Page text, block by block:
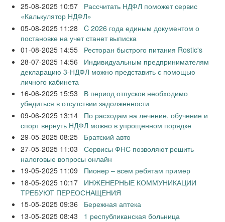
25-08-2025 10:57
Рассчитать НДФЛ поможет сервис
«Калькулятор НДФЛ»
05-08-2025 11:28
C 2026 года единым документом о
постановке на учет станет выписка
01-08-2025 14:55
Ресторан быстрого питания Rostic's
28-07-2025 14:56
Индивидуальным предпринимателям
декларацию 3-НДФЛ можно представить с помощью
личного кабинета
16-06-2025 15:53
В период отпусков необходимо
убедиться в отсутствии задолженности
09-06-2025 13:14
По расходам на лечение, обучение и
спорт вернуть НДФЛ можно в упрощенном порядке
29-05-2025 08:25
Братский авто
27-05-2025 11:03
Сервисы ФНС позволяют решить
налоговые вопросы онлайн
19-05-2025 11:09
Пионер – всем ребятам пример
18-05-2025 10:17
ИНЖЕНЕРНЫЕ КОММУНИКАЦИИ
ТРЕБУЮТ ПЕРЕОСНАЩЕНИЯ
15-05-2025 09:36
Бережная аптека
13-05-2025 08:43
1 республиканская больница